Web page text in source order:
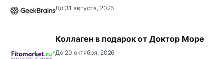
До 31 августа, 2026
Коллаген в подарок от Доктор Море
До 20 октября, 2026